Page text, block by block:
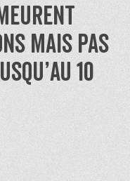
mais pas
10